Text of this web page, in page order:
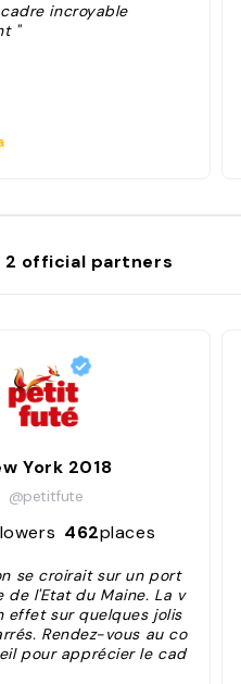
incroyable
"
2 official partners
York 2018
@petitfute
462places
se croirait sur un port
de l'Etat du Maine. La v
effet sur quelques jolis
Rendez-vous au co
pour apprécier le cad